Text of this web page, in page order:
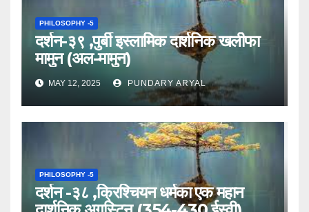
PHILOSOPHY -5
दर्शन-३९ ,पुर्बी इस्लामिक दार्शनिक खलीफा
मामुन (अल-मामुन)
MAY 12, 2025 PUNDARY ARYAL
PHILOSOPHY -5
दर्शन -३८ ,क्रिश्चियन धर्मका एक महान